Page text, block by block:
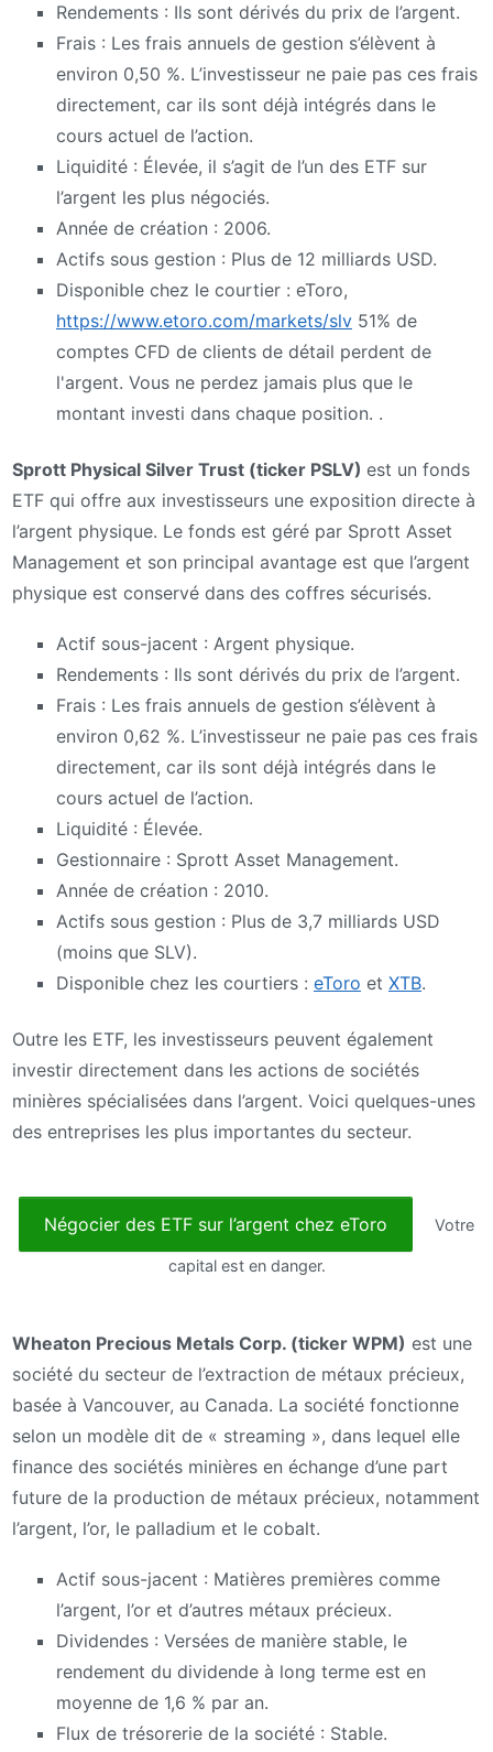
Rendements : Ils sont dérivés du prix de l’argent.
Frais : Les frais annuels de gestion s’élèvent à
environ 0,50 %. L’investisseur ne paie pas ces frais
directement, car ils sont déjà intégrés dans le
cours actuel de l’action.
Liquidité : Élevée, il s’agit de l’un des ETF sur
l’argent les plus négociés.
Année de création : 2006.
Actifs sous gestion : Plus de 12 milliards USD.
Disponible chez le courtier : eToro,
https://www.etoro.com/markets/slv 51% de
comptes CFD de clients de détail perdent de
l'argent. Vous ne perdez jamais plus que le
montant investi dans chaque position. .
Sprott Physical Silver Trust (ticker PSLV) est un fonds
ETF qui offre aux investisseurs une exposition directe à
l’argent physique. Le fonds est géré par Sprott Asset
Management et son principal avantage est que l’argent
physique est conservé dans des coffres sécurisés.
Actif sous-jacent : Argent physique.
Rendements : Ils sont dérivés du prix de l’argent.
Frais : Les frais annuels de gestion s’élèvent à
environ 0,62 %. L’investisseur ne paie pas ces frais
directement, car ils sont déjà intégrés dans le
cours actuel de l’action.
Liquidité : Élevée.
Gestionnaire : Sprott Asset Management.
Année de création : 2010.
Actifs sous gestion : Plus de 3,7 milliards USD
(moins que SLV).
Disponible chez les courtiers : eToro et XTB.
Outre les ETF, les investisseurs peuvent également
investir directement dans les actions de sociétés
minières spécialisées dans l’argent. Voici quelques-unes
des entreprises les plus importantes du secteur.
Négocier des ETF sur l’argent chez eToro Votre
capital est en danger.
Wheaton Precious Metals Corp. (ticker WPM) est une
société du secteur de l’extraction de métaux précieux,
basée à Vancouver, au Canada. La société fonctionne
selon un modèle dit de « streaming », dans lequel elle
finance des sociétés minières en échange d’une part
future de la production de métaux précieux, notamment
l’argent, l’or, le palladium et le cobalt.
Actif sous-jacent : Matières premières comme
l’argent, l’or et d’autres métaux précieux.
Dividendes : Versées de manière stable, le
rendement du dividende à long terme est en
moyenne de 1,6 % par an.
Flux de trésorerie de la société : Stable.